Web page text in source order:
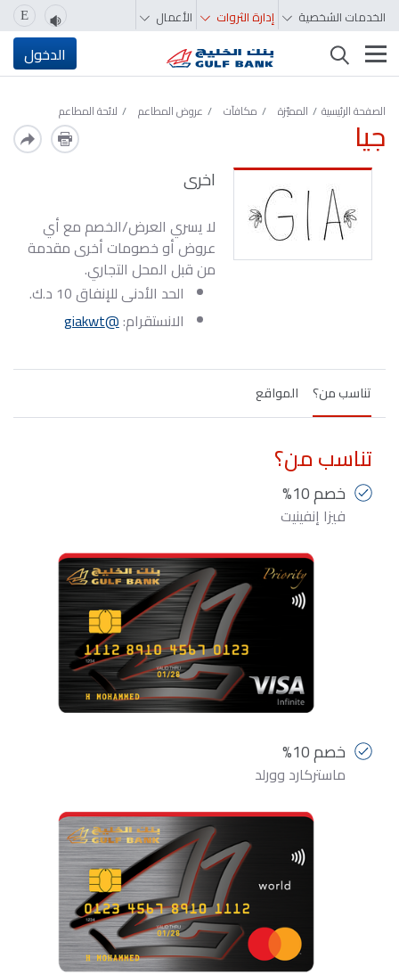
الخدمات الشخصية إدارة الثروات الأعمال E
تغيير التصفّح الدخول
الصفحة الرئيسية المميّزة‬‬‬‬‬‬‬‬‬‬ مكافآت عروض المطاعم لائحة المطاعم
جيا
اخرى
لا يسري العرض/الخصم مع أي
عروض أو خصومات أخرى مقدمة
من قبل المحل التجاري.
الحد الأدنى للإنفاق 10 د.ك.
الانستقرام:@giakwt
تناسب من؟ المواقع
تناسب من؟
خصم 10%
فيزا إنفينيت
خصم 10%
ماستركارد وورلد